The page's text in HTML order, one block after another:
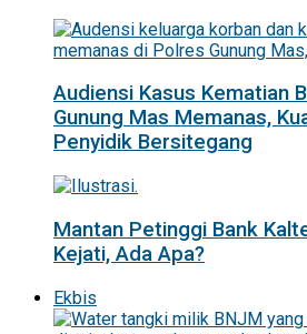
Audiensi Kasus Kematian
Gunung Mas Memanas,
Penyidik Bersitegang
Mantan Petinggi Bank
Kejati, Ada Apa?
Ekbis